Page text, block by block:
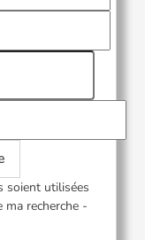
soient utilisées
ma recherche -